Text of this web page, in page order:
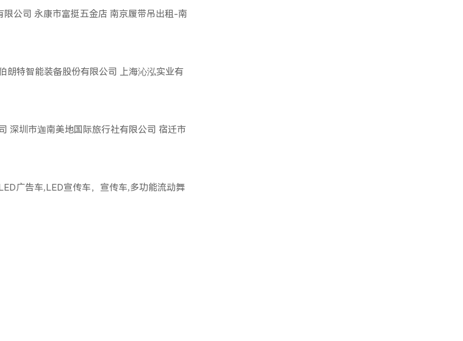
限公司 永康市富挺五金店 南京履带吊出租-南
朗特智能装备股份有限公司 上海沁泓实业有
深圳市迦南美地国际旅行社有限公司 宿迁市
广告车,LED宣传车，宣传车,多功能流动舞